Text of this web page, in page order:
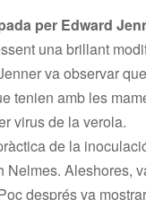
per Edward
una brillant
va observar
tenien amb les
virus de la verola.
de la
Aleshores,
després va